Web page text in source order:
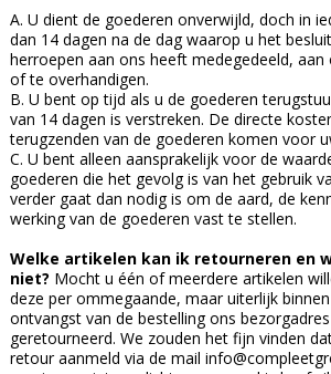
A. U dient de goederen onverwijld, doch in
dan 14 dagen na de dag waarop u het
herroepen aan ons heeft medegedeeld, aan
of te overhandigen.
B. U bent op tijd als u de goederen
van 14 dagen is verstreken. De directe
terugzenden van de goederen komen voor
C. U bent alleen aansprakelijk voor de
goederen die het gevolg is van het gebruik
verder gaat dan nodig is om de aard, de
werking van de goederen vast te stellen.
Welke artikelen kan ik retourneren en
niet? Mocht u één of meerdere artikelen
deze per ommegaande, maar uiterlijk
ontvangst van de bestelling ons
geretourneerd. We zouden het fijn vinden
retour aanmeld via de mail